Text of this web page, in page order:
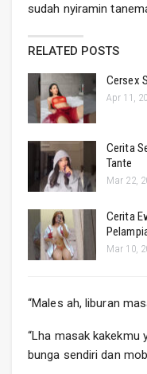
sudah nyiramin
RELATED POSTS
Cersex
Apr 11,
Cerita
Tante
Mar 22,
Cerita
Mar 10,
“Males ah, liburan
“Lha masak kakekmu
bunga sendiri dan